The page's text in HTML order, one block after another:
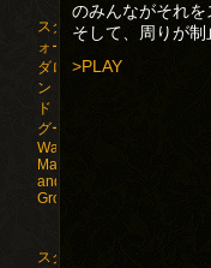
スター・ウ
ォーズ マン
ダロリア
ン・アン
ド・グロー
グー/Star
Wars: The
Mandalorian
and
Grogu(2026)
スクリー
のみんながそれを
そして、周りが制
>PLAY